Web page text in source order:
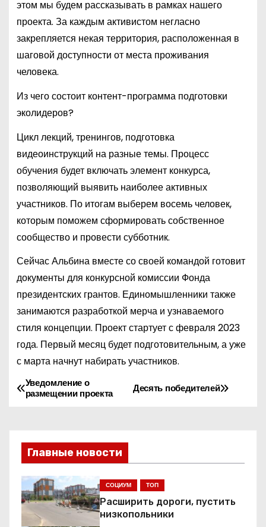
этом мы будем рассказывать в рамках нашего
проекта. За каждым активистом негласно
закрепляется некая территория, расположенная в
шаговой доступности от места проживания
человека.
Из чего состоит контент-программа подготовки
эколидеров?
Цикл лекций, тренингов, подготовка
видеоинструкций на разные темы. Процесс
обучения будет включать элемент конкурса,
позволяющий выявить наиболее активных
участников. По итогам выберем восемь человек,
которым поможем сформировать собственное
сообщество и провести субботник.
Сейчас Альбина вместе со своей командой готовит
документы для конкурсной комиссии Фонда
президентских грантов. Единомышленники также
занимаются разработкой мерча и узнаваемого
стиля концепции. Проект стартует с февраля 2023
года. Первый месяц будет подготовительным, а уже
с марта начнут набирать участников.
Н
в
и
г
а
Десять победителей
Уведомление о
размещении проекта
Главные новости
СОЦИУМ ТОП
Расширить дороги, пустить
низкопольники